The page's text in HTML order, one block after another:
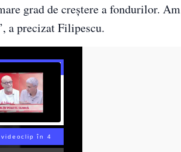
grad de creştere a fondurilor. Am
a precizat Filipescu.
videoclip în 3